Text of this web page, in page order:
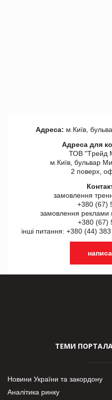
Адреса: м.Київ,
Адреса для
ТОВ "Tрейд
м.Київ, бульвар
2 поверх,
замовлення
+380 (67)
замовлення реклами
+380 (67)
інші питання: +380 (44)
ТЕМИ ПОРТАЛА
Новини України та закордону
Аналітика ринку